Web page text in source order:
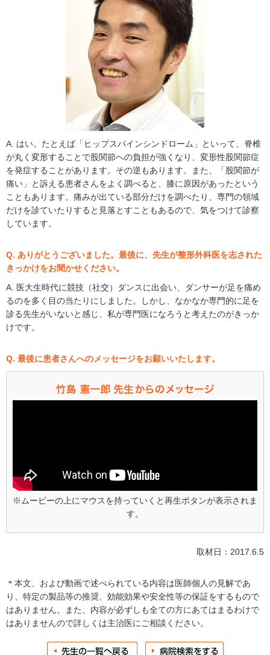
A. はい。たとえば「ヒップスパインシンドローム」といって、脊椎
が丸く変形することで股関節への負担が強くなり、変形性股関節症
を発症することがあります。その逆もあります。また、「股関節が
痛い」と訴える患者さんをよく調べると、膝に原因があったという
こともあります。痛みが出ている部分だけを調べたり、専門の領域
だけを診ていたりすると見落とすこともあるので、気をつけて診察
しています。
Q. ありがとうございました。最後に、先生が整形外科医を志された
きっかけをお聞かせください。
A. 医大生時代に競技（社交）ダンスに出会い、ダンサーが足を痛め
るのを多く目の当たりにしました。しかし、なかなか専門的に足を
診る先生がいないと感じ、私が専門医になろうと考えたのがきっか
けです。
Q. 最後に患者さんへのメッセージをお願いいたします。
※ムービーの上にマウスを持っていくと再生ボタンが表示されま
す。
取材日：2017.6.5
＊本文、および動画で述べられている内容は医師個人の見解であ
り、特定の製品等の推奨、効能効果や安全性等の保証をするもので
はありません。また、内容が必ずしも全ての方にあてはまるわけで
はありませんので詳しくは主治医にご相談ください。